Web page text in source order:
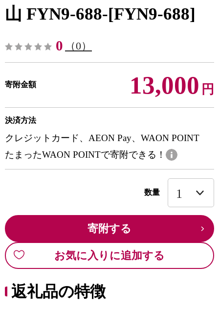
山 FYN9-688-[FYN9-688]
0 （0）
寄附金額 13,000 円
決済方法
クレジットカード、AEON Pay、WAON POINT
たまったWAON POINTで寄附できる！
数量
寄附する
お気に入りに追加する
返礼品の特徴